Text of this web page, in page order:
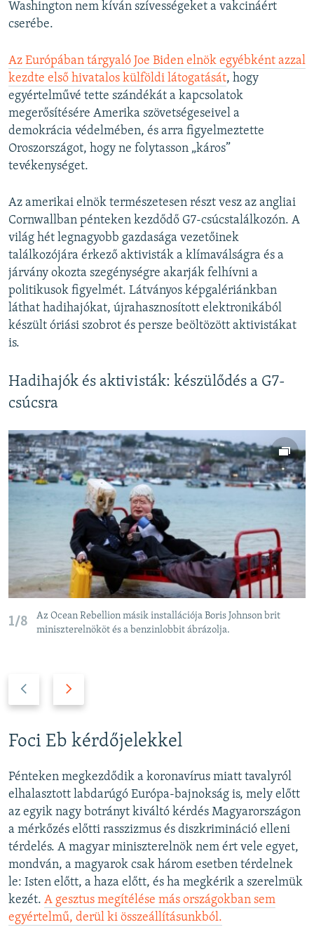
Washington nem kíván szívességeket a vakcináért
cserébe.
Az Európában tárgyaló Joe Biden elnök egyébként azzal
kezdte első hivatalos külföldi látogatását, hogy
egyértelművé tette szándékát a kapcsolatok
megerősítésére Amerika szövetségeseivel a
demokrácia védelmében, és arra figyelmeztette
Oroszországot, hogy ne folytasson „káros”
tevékenységet.
Az amerikai elnök természetesen részt vesz az angliai
Cornwallban pénteken kezdődő G7-csúcstalálkozón. A
világ hét legnagyobb gazdasága vezetőinek
találkozójára érkező aktivisták a klímaválságra és a
járvány okozta szegénységre akarják felhívni a
politikusok figyelmét. Látványos képgalériánkban
láthat hadihajókat, újrahasznosított elektronikából
készült óriási szobrot és persze beöltözött aktivistákat
is.
Hadihajók és aktivisták: készülődés a G7-
csúcsra
1/8
Az Ocean Rebellion másik installációja Boris Johnson brit
miniszterelnököt és a benzinlobbit ábrázolja.
v
o
l
d
e
t
i
Foci Eb kérdőjelekkel
Pénteken megkezdődik a koronavírus miatt tavalyról
elhalasztott labdarúgó Európa-bajnokság is, mely előtt
az egyik nagy botrányt kiváltó kérdés Magyarországon
a mérkőzés előtti rasszizmus és diszkrimináció elleni
térdelés. A magyar miniszterelnök nem ért vele egyet,
mondván, a magyarok csak három esetben térdelnek
le: Isten előtt, a haza előtt, és ha megkérik a szerelmük
kezét. A gesztus megítélése más országokban sem
egyértelmű, derül ki összeállításunkból.